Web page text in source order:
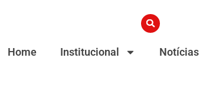
Home Institucional Notícias